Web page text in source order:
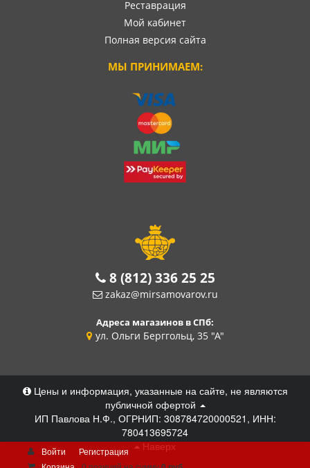
Реставрация
Мой кабинет
Полная версия сайта
МЫ ПРИНИМАЕМ:
8 (812) 336 25 25
zakaz@mirsamovarov.ru
Адреса магазинов в СПб:
ул. Ольги Берггольц, 35 "А"
Цены и информация, указанные на сайте, не являются
публичной офертой
ИП Павлова Н.Ф., ОГРНИП: 308784720000521, ИНН:
780413695724
Наверх
Войти
Регистрация